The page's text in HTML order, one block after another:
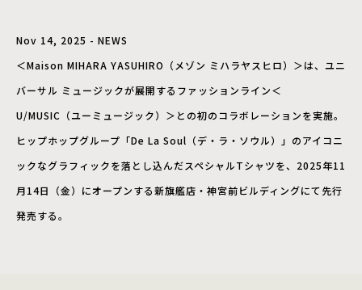
Nov 14, 2025 - NEWS
＜Maison MIHARA YASUHIRO（メゾン ミハラヤスヒロ）＞は、ユニ
バーサル ミュージックが展開するファッションライン＜
U/MUSIC（ユーミュージック）＞との初のコラボレーションを実施。
ヒップホップグループ「De La Soul（デ・ラ・ソウル）」のアイコニ
ックなグラフィックを落とし込んだスペシャルTシャツを、2025年11
月14日（金）にオープンする新旗艦店・神宮前ビルディングにて先行
発売する。